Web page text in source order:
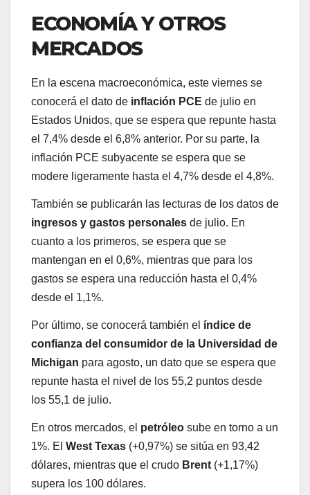
ECONOMÍA Y OTROS
MERCADOS
En la escena macroeconómica, este viernes se
conocerá el dato de inflación PCE de julio en
Estados Unidos, que se espera que repunte hasta
el 7,4% desde el 6,8% anterior. Por su parte, la
inflación PCE subyacente se espera que se
modere ligeramente hasta el 4,7% desde el 4,8%.
También se publicarán las lecturas de los datos de
ingresos y gastos personales de julio. En
cuanto a los primeros, se espera que se
mantengan en el 0,6%, mientras que para los
gastos se espera una reducción hasta el 0,4%
desde el 1,1%.
Por último, se conocerá también el índice de
confianza del consumidor de la Universidad de
Michigan para agosto, un dato que se espera que
repunte hasta el nivel de los 55,2 puntos desde
los 55,1 de julio.
En otros mercados, el petróleo sube en torno a un
1%. El West Texas (+0,97%) se sitúa en 93,42
dólares, mientras que el crudo Brent (+1,17%)
supera los 100 dólares.